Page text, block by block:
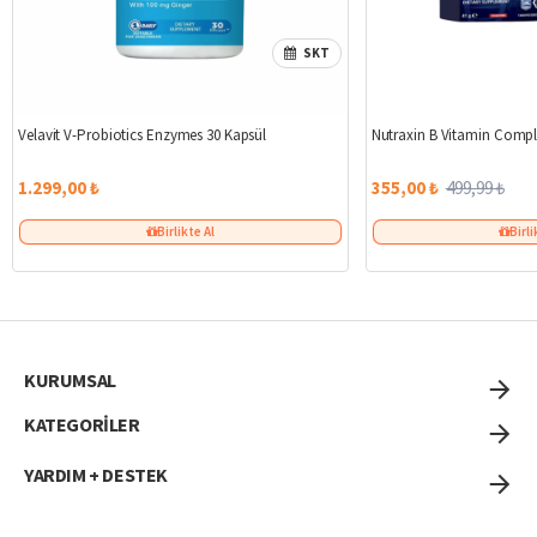
SKT
Velavit V-Probiotics Enzymes 30 Kapsül
1.299,00 ₺
Birlikte Al
Nutraxin B Vitamin
355,00 ₺ 499,99 ₺
KURUMSAL
KATEGORİLER
YARDIM + DESTEK